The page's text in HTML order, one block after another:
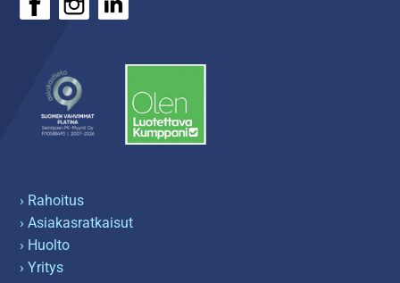
› Rahoitus
› Asiakasratkaisut
› Huolto
› Yritys